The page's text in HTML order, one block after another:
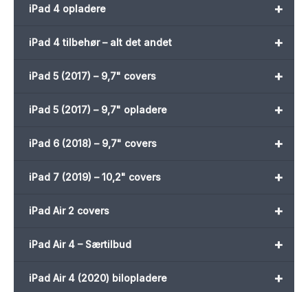
+
iPad 4 opladere
+
iPad 4 tilbehør – alt det andet
+
iPad 5 (2017) – 9,7" covers
+
iPad 5 (2017) – 9,7" opladere
+
iPad 6 (2018) – 9,7" covers
+
iPad 7 (2019) – 10,2" covers
+
iPad Air 2 covers
+
iPad Air 4 – Særtilbud
+
iPad Air 4 (2020) bilopladere